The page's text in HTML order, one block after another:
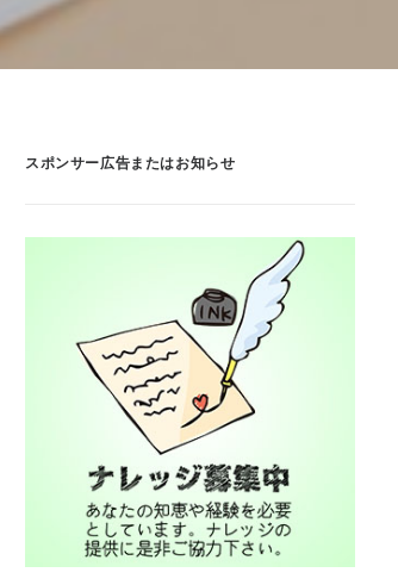
スポンサー広告またはお知らせ